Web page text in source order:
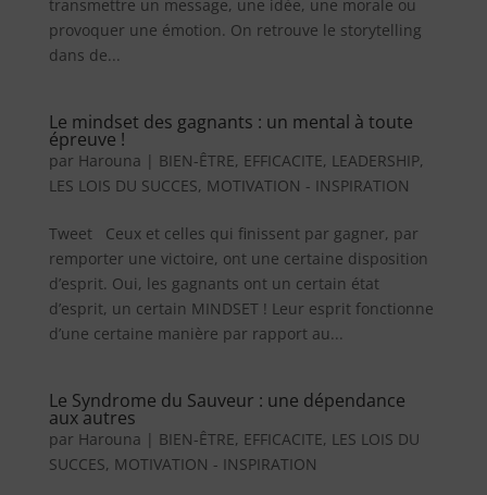
transmettre un message, une idée, une morale ou
provoquer une émotion. On retrouve le storytelling
dans de...
Le mindset des gagnants : un mental à toute
épreuve !
par Harouna | BIEN-ÊTRE, EFFICACITE, LEADERSHIP,
LES LOIS DU SUCCES, MOTIVATION - INSPIRATION
Tweet Ceux et celles qui finissent par gagner, par
remporter une victoire, ont une certaine disposition
d’esprit. Oui, les gagnants ont un certain état
d’esprit, un certain MINDSET ! Leur esprit fonctionne
d’une certaine manière par rapport au...
Le Syndrome du Sauveur : une dépendance
aux autres
par Harouna | BIEN-ÊTRE, EFFICACITE, LES LOIS DU
SUCCES, MOTIVATION - INSPIRATION